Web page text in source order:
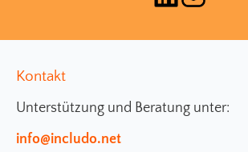
Kontakt
Unterstützung und Beratung unter:
info@includo.net